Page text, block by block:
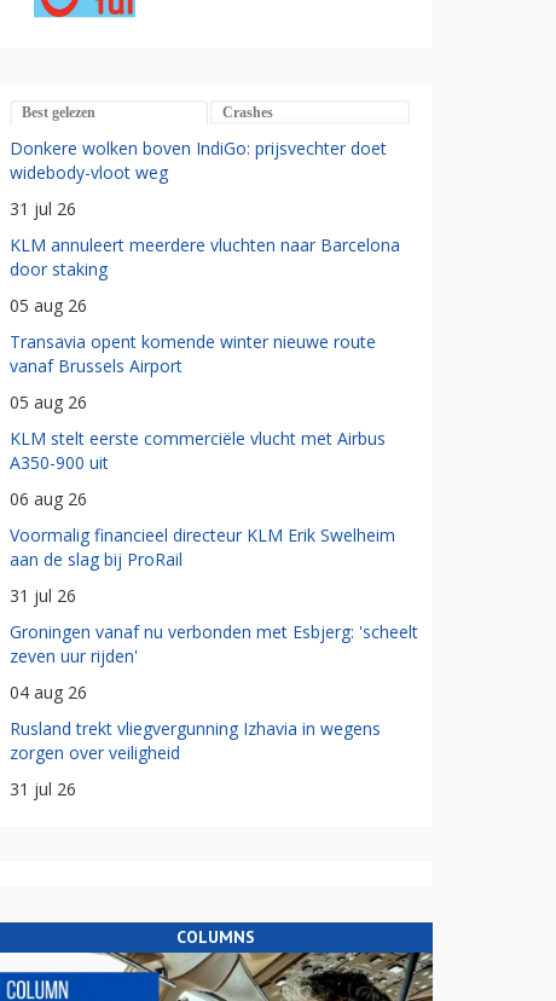
Best gelezen Crashes
Donkere wolken boven IndiGo: prijsvechter doet
widebody-vloot weg
31 jul 26
KLM annuleert meerdere vluchten naar Barcelona
door staking
05 aug 26
Transavia opent komende winter nieuwe route
vanaf Brussels Airport
05 aug 26
KLM stelt eerste commerciële vlucht met Airbus
A350-900 uit
06 aug 26
Voormalig financieel directeur KLM Erik Swelheim
aan de slag bij ProRail
31 jul 26
Groningen vanaf nu verbonden met Esbjerg: 'scheelt
zeven uur rijden'
04 aug 26
Rusland trekt vliegvergunning Izhavia in wegens
zorgen over veiligheid
31 jul 26
COLUMNS